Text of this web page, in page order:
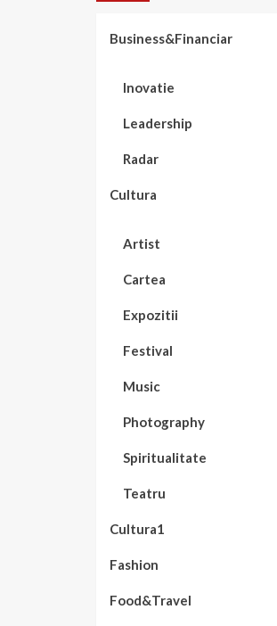
Business&Financiar
Inovatie
Leadership
Radar
Cultura
Artist
Cartea
Expozitii
Festival
Music
Photography
Spiritualitate
Teatru
Cultura1
Fashion
Food&Travel